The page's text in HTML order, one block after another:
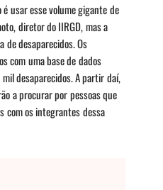
usar esse volume gigante de
diretor do IIRGD, mas a
de desaparecidos. Os
com uma base de dados
desaparecidos. A partir daí,
a procurar por pessoas que
com os integrantes dessa